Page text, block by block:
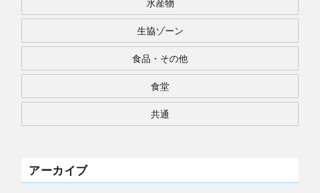
水産物
生協ゾーン
食品・その他
食堂
共通
アーカイブ